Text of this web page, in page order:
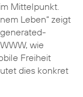
Mittelpunkt.
Leben“ zeigt
wie
Freiheit
dies konkret